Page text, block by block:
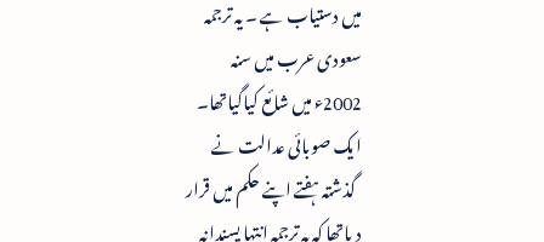
میں دستیاب ہے ۔ یہ ترجمہ
سعودی عرب میں سنہ
2002ء میں شائع کیاگیاتھا۔
ایک صوبائی عدالت نے
گذشتہ ہفتے اپنے حکم میں قرار
دیاتھا کہ یہ ترجمہ انتہا پسندانہ